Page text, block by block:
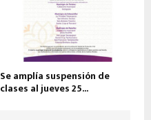
Se amplía suspensión de
clases al jueves 25...